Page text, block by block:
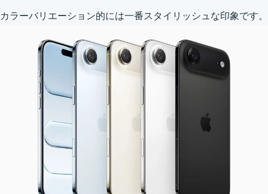
カラーバリエーション的には一番スタイリッシュな印象です。